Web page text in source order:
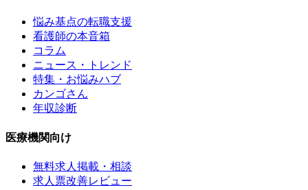
悩み基点の転職支援
看護師の本音箱
コラム
ニュース・トレンド
特集・お悩みハブ
カンゴさん
年収診断
医療機関向け
無料求人掲載・相談
求人票改善レビュー